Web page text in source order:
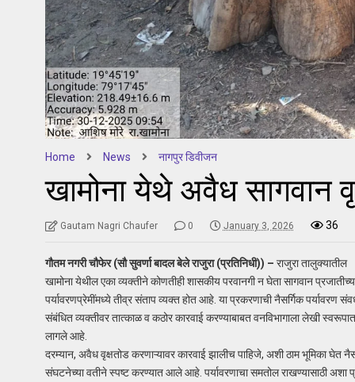
Home News नागपुर डिवीजन
खामोना येथे अवैध सागवान
Gautam Nagri Chaufer 0 January 3, 2026 36
गौतम नगरी चौफेर (सौ सुवर्णा बादल बेले राजुरा (प्रतिनिधी)) – राजुरा तालुक्यातील
खामोना येथील एका व्यक्तीने कोणतीही शासकीय परवानगी न घेता सागवान
पर्यावरणप्रेमींमध्ये तीव्र संताप व्यक्त होत आहे. या प्रकरणाची नैसर्गिक पर्यावरण
संबंधित व्यक्तीवर तात्काळ व कठोर कारवाई करण्याबाबत वनविभागाला लेखी
लागले आहे.
दरम्यान, अवैध वृक्षतोड करणाऱ्यावर कारवाई झालीच पाहिजे, अशी ठाम भूमिका घेत
संघटनेच्या वतीने स्पष्ट करण्यात आले आहे. पर्यावरणाचा समतोल राखण्यासाठी